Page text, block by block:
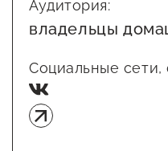
Документы
Контакты
Вакансии
Аудитория:
владельцы
Социальные сети,